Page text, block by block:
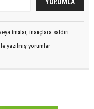
imalar, inançlara saldırı
yazılmış yorumlar